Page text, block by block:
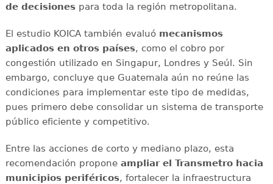
de decisionespara toda la región metropolitana.
El estudio KOICA también evaluó mecanismos
aplicados en otros países, como el cobro por
congestión utilizado en Singapur, Londres y Seúl. Sin
embargo, concluye que Guatemala aún no reúne las
condiciones para implementar este tipo de medidas,
pues primero debe consolidar un sistema de transporte
público eficiente y competitivo.
Entre las acciones de corto y mediano plazo, esta
recomendación propone ampliar el Transmetro hacia
municipios periféricos, fortalecer la infraestructura